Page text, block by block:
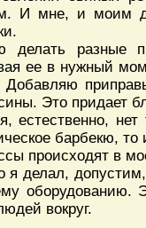
И мне, и моим
делать разные
ее в нужный
Это придает
естественно, нет
барбекю,
происходят в
я делал,
оборудованию.
вокруг.